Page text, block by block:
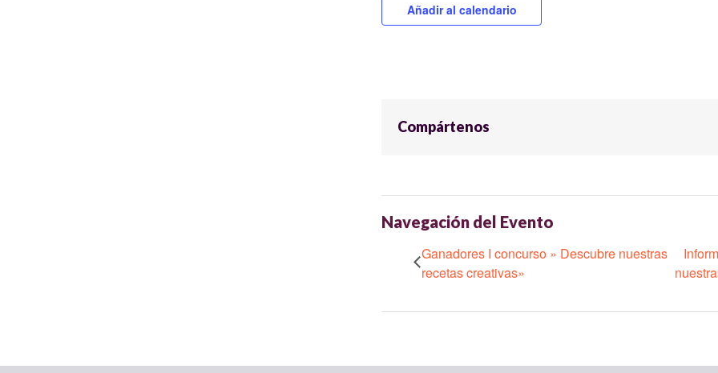
Añadir al calendario
Compártenos
Navegación del Evento
Ganadores I concurso » Descubre nuestras
recetas creativas»